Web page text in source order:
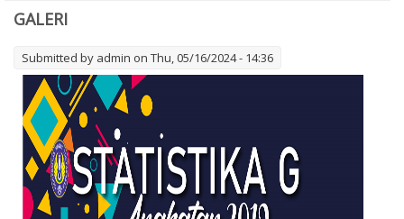
GALERI
Submitted by admin on Thu, 05/16/2024 - 14:36